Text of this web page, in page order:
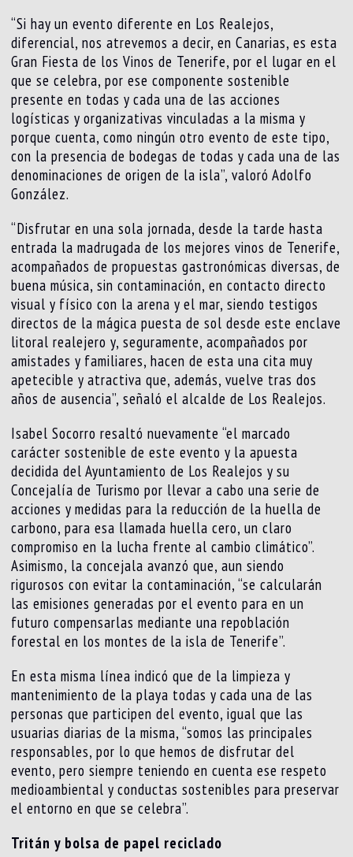
“Si hay un evento diferente en Los Realejos,
diferencial, nos atrevemos a decir, en Canarias, es esta
Gran Fiesta de los Vinos de Tenerife, por el lugar en el
que se celebra, por ese componente sostenible
presente en todas y cada una de las acciones
logísticas y organizativas vinculadas a la misma y
porque cuenta, como ningún otro evento de este tipo,
con la presencia de bodegas de todas y cada una de las
denominaciones de origen de la isla”, valoró Adolfo
González.
“Disfrutar en una sola jornada, desde la tarde hasta
entrada la madrugada de los mejores vinos de Tenerife,
acompañados de propuestas gastronómicas diversas, de
buena música, sin contaminación, en contacto directo
visual y físico con la arena y el mar, siendo testigos
directos de la mágica puesta de sol desde este enclave
litoral realejero y, seguramente, acompañados por
amistades y familiares, hacen de esta una cita muy
apetecible y atractiva que, además, vuelve tras dos
años de ausencia”, señaló el alcalde de Los Realejos.
Isabel Socorro resaltó nuevamente “el marcado
carácter sostenible de este evento y la apuesta
decidida del Ayuntamiento de Los Realejos y su
Concejalía de Turismo por llevar a cabo una serie de
acciones y medidas para la reducción de la huella de
carbono, para esa llamada huella cero, un claro
compromiso en la lucha frente al cambio climático”.
Asimismo, la concejala avanzó que, aun siendo
rigurosos con evitar la contaminación, “se calcularán
las emisiones generadas por el evento para en un
futuro compensarlas mediante una repoblación
forestal en los montes de la isla de Tenerife”.
En esta misma línea indicó que de la limpieza y
mantenimiento de la playa todas y cada una de las
personas que participen del evento, igual que las
usuarias diarias de la misma, “somos las principales
responsables, por lo que hemos de disfrutar del
evento, pero siempre teniendo en cuenta ese respeto
medioambiental y conductas sostenibles para preservar
el entorno en que se celebra”.
Tritán y bolsa de papel reciclado